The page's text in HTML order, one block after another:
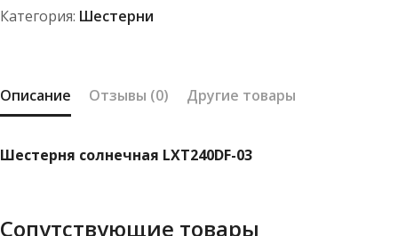
Категория: Шестерни
Описание Отзывы (0) Другие товары
Шестерня солнечная LXT240DF-03
Сопутствующие товары